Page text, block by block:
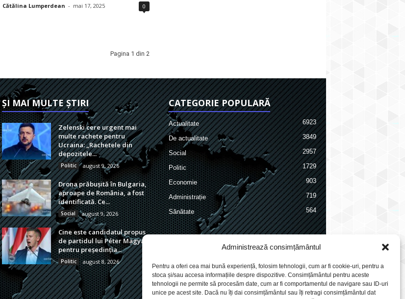
Administrează consimțământul
Pentru a oferi cea mai bună experiență, folosim tehnologii, cum ar fi cookie-uri, pentru a
stoca și/sau accesa informațiile despre dispozitive. Consimțământul pentru aceste
tehnologii ne permite să procesăm date, cum ar fi comportamentul de navigare sau ID-uri
unice pe acest site. Dacă nu îți dai consimțământul sau îți retragi consimțământul dat
Cătălina Lumperdean - mai 17, 2025 0
Pagina 1 din 2
ȘI MAI MULTE ȘTIRI
Zelenski cere urgent mai
multe rachete pentru
Ucraina: „Rachetele din
depozitele...
Politic august 9, 2026
Drona prăbușită în Bulgaria,
aproape de România, a fost
identificată. Ce...
Social august 9, 2026
Cine este candidatul propus
de partidul lui Péter Magyar
pentru președinția...
Politic august 8, 2026
CATEGORIE POPULARĂ
Actualitate 6923
De actualitate 3849
Social 2957
Politic 1729
Economie 903
Administrație 719
Sănătate 564